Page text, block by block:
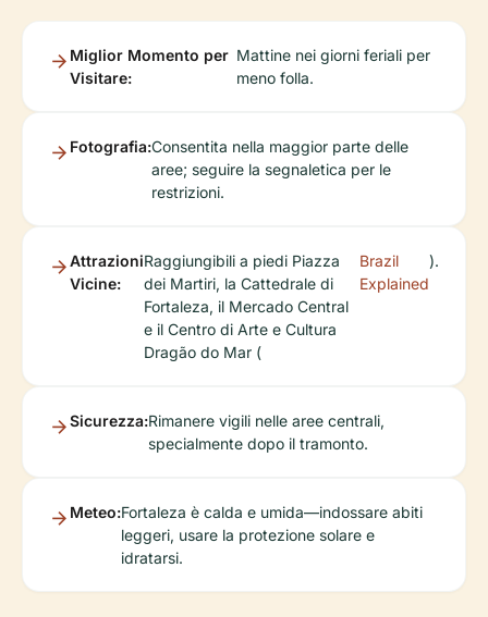
Miglior Momento per
Visitare:
Mattine nei giorni feriali per
meno folla.
Fotografia:Consentita nella maggior parte delle
aree; seguire la segnaletica per le
restrizioni.
Attrazioni
Vicine:
Raggiungibili a piedi Piazza
dei Martiri, la Cattedrale di
Fortaleza, il Mercado Central
e il Centro di Arte e Cultura
Dragão do Mar (
Brazil
Explained
).
Sicurezza:Rimanere vigili nelle aree centrali,
specialmente dopo il tramonto.
Meteo:Fortaleza è calda e umida—indossare abiti
leggeri, usare la protezione solare e
idratarsi.